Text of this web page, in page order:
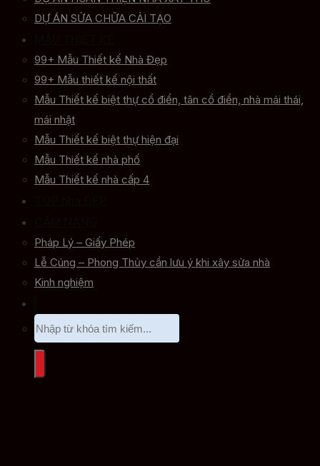
DỰ ÁN SỬA CHỮA CẢI TẠO
99+ Mẫu Thiết kế Nhà Đẹp
99+ Mẫu thiết kế nội thất
Mẫu Thiết kế biệt thự cổ điển, tân cổ điển, nhà mái thái,
mái nhật
Mẫu Thiết kế biệt thự hiện đại
Mẫu Thiết kế nhà phố
Mẫu Thiết kế nhà cấp 4
Pháp Lý – Giấy Phép
Lễ Cúng – Phong Thủy cần lưu ý khi xây sửa nhà
Kinh nghiệm